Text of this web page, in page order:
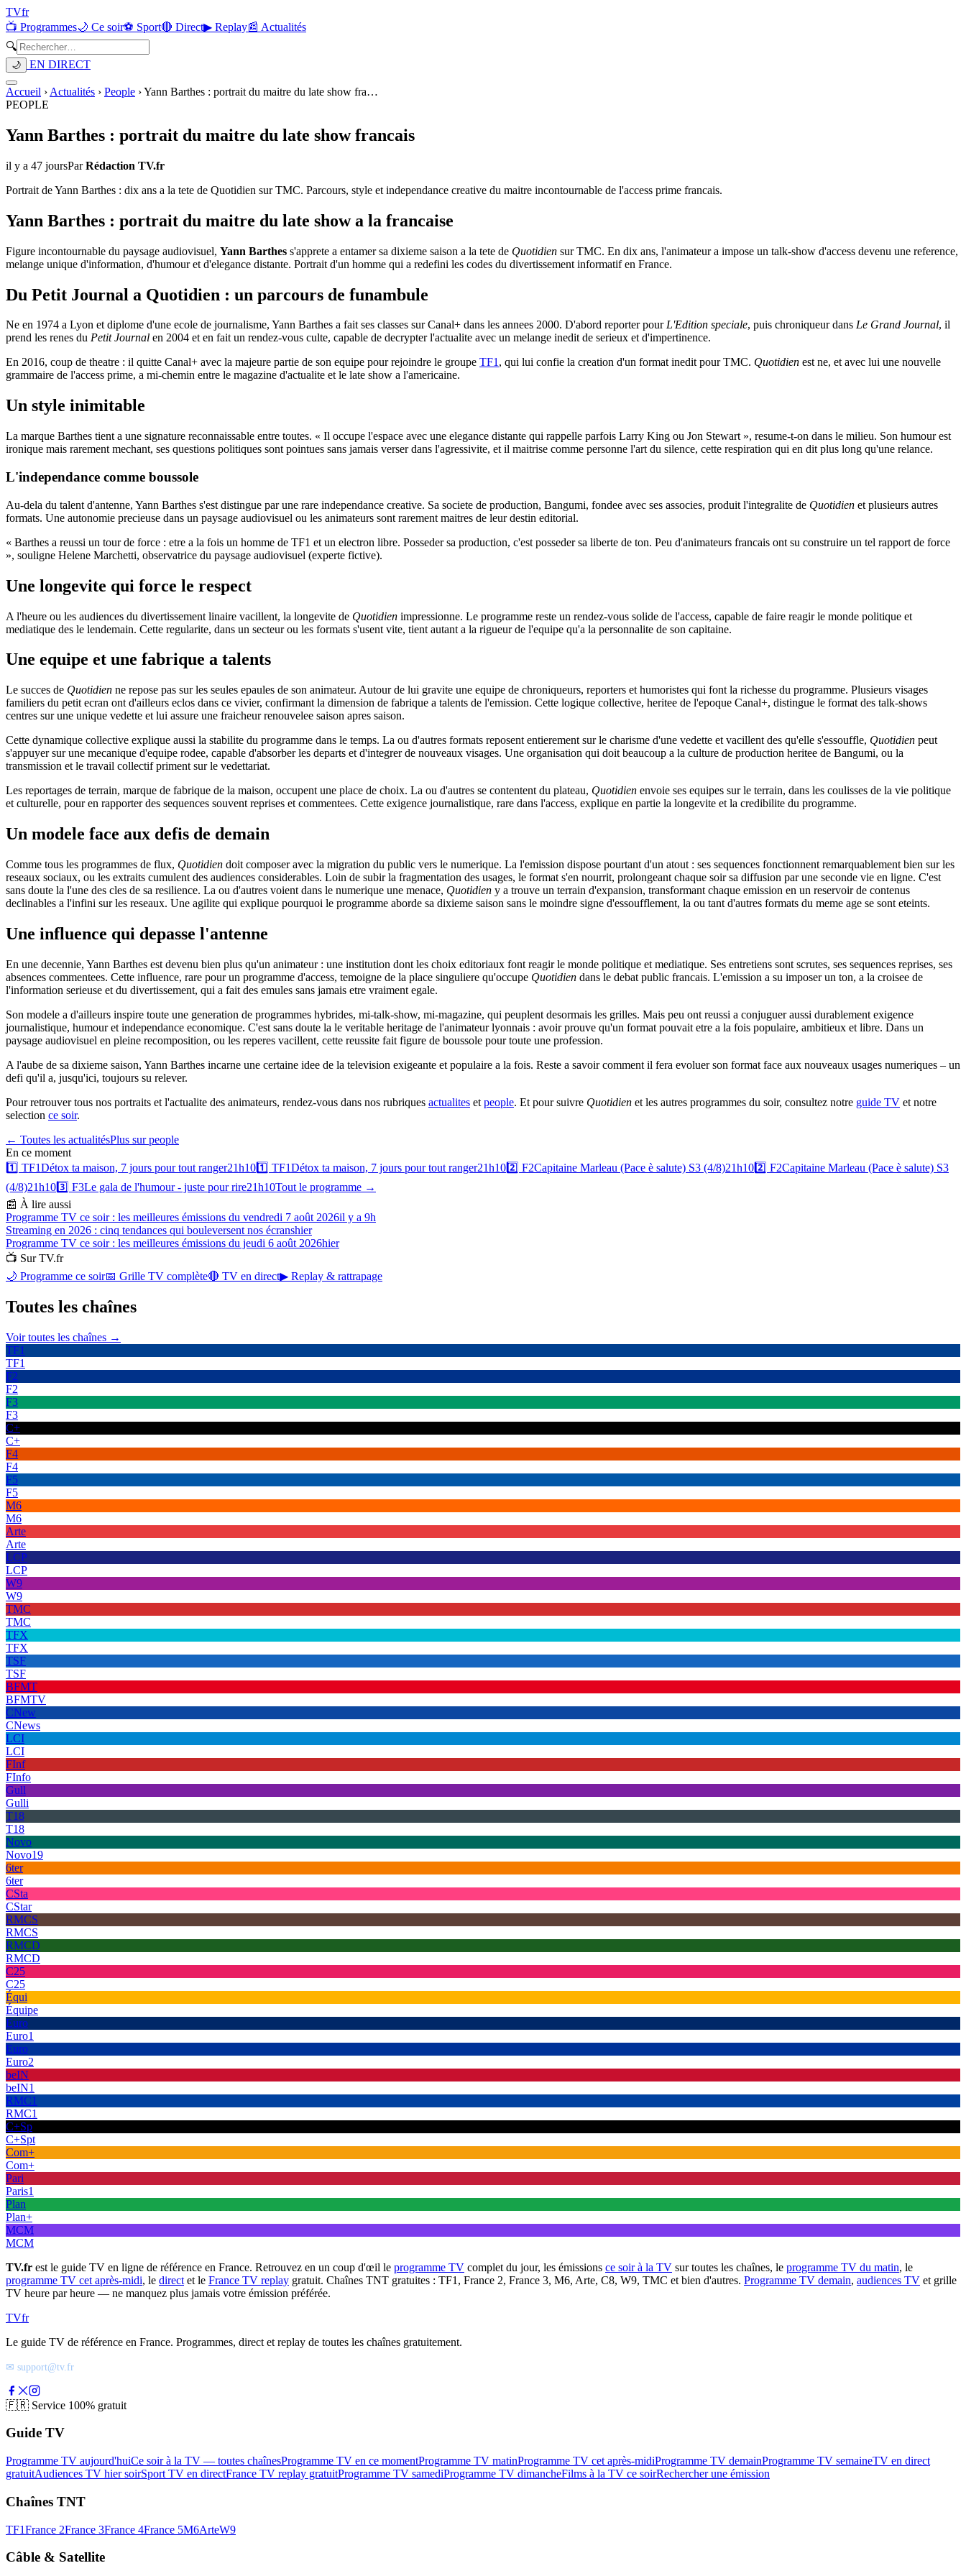
TVfr
📺 Programmes🌙 Ce soir⚽ Sport🔴 Direct▶ Replay📰 Actualités
🔍
🌙 EN DIRECT
Accueil › Actualités › People ›Yann Barthes : portrait du maitre du late show fra…
PEOPLE
Yann Barthes : portrait du maitre du late show francais
il y a 47 joursParRédaction TV.fr
Portrait de Yann Barthes : dix ans a la tete de Quotidien sur TMC. Parcours, style et independance creative du maitre incontournable de l'access prime francais.
Yann Barthes : portrait du maitre du late show a la francaise
Figure incontournable du paysage audiovisuel, Yann Barthes s'apprete a entamer sa dixieme saison a la tete de Quotidien sur TMC. En dix ans, l'animateur a impose un talk-show d'access devenu une reference,
melange unique d'information, d'humour et d'elegance distante. Portrait d'un homme qui a redefini les codes du divertissement informatif en France.
Du Petit Journal a Quotidien : un parcours de funambule
Ne en 1974 a Lyon et diplome d'une ecole de journalisme, Yann Barthes a fait ses classes sur Canal+ dans les annees 2000. D'abord reporter pourL'Edition speciale, puis chroniqueur dans Le Grand Journal, il
prend les renes du Petit Journal en 2004 et en fait un rendez-vous culte, capable de decrypter l'actualite avec un melange inedit de serieux et d'impertinence.
En 2016, coup de theatre : il quitte Canal+ avec la majeure partie de son equipe pour rejoindre le groupe TF1, qui lui confie la creation d'un format inedit pour TMC. Quotidien est ne, et avec lui une nouvelle
grammaire de l'access prime, a mi-chemin entre le magazine d'actualite et le late show a l'americaine.
Un style inimitable
La marque Barthes tient a une signature reconnaissable entre toutes. « Il occupe l'espace avec une elegance distante qui rappelle parfois Larry King ou Jon Stewart », resume-t-on dans le milieu. Son humour est
ironique mais rarement mechant, ses questions politiques sont pointues sans jamais verser dans l'agressivite, et il maitrise comme personne l'art du silence, cette respiration qui en dit plus long qu'une relance.
L'independance comme boussole
Au-dela du talent d'antenne, Yann Barthes s'est distingue par une rare independance creative. Sa societe de production, Bangumi, fondee avec ses associes, produit l'integralite de Quotidien et plusieurs autres
formats. Une autonomie precieuse dans un paysage audiovisuel ou les animateurs sont rarement maitres de leur destin editorial.
« Barthes a reussi un tour de force : etre a la fois un homme de TF1 et un electron libre. Posseder sa production, c'est posseder sa liberte de ton. Peu d'animateurs francais ont su construire un tel rapport de force
», souligne Helene Marchetti, observatrice du paysage audiovisuel (experte fictive).
Une longevite qui force le respect
A l'heure ou les audiences du divertissement linaire vacillent, la longevite de Quotidien impressionne. Le programme reste un rendez-vous solide de l'access, capable de faire reagir le monde politique et
mediatique des le lendemain. Cette regularite, dans un secteur ou les formats s'usent vite, tient autant a la rigueur de l'equipe qu'a la personnalite de son capitaine.
Une equipe et une fabrique a talents
Le succes de Quotidien ne repose pas sur les seules epaules de son animateur. Autour de lui gravite une equipe de chroniqueurs, reporters et humoristes qui font la richesse du programme. Plusieurs visages
familiers du petit ecran ont d'ailleurs eclos dans ce vivier, confirmant la dimension de fabrique a talents de l'emission. Cette logique collective, heritee de l'epoque Canal+, distingue le format des talk-shows
centres sur une unique vedette et lui assure une fraicheur renouvelee saison apres saison.
Cette dynamique collective explique aussi la stabilite du programme dans le temps. La ou d'autres formats reposent entierement sur le charisme d'une vedette et vacillent des qu'elle s'essouffle, Quotidien peut
s'appuyer sur une mecanique d'equipe rodee, capable d'absorber les departs et d'integrer de nouveaux visages. Une organisation qui doit beaucoup a la culture de production heritee de Bangumi, ou la
transmission et le travail collectif priment sur le vedettariat.
Les reportages de terrain, marque de fabrique de la maison, occupent une place de choix. La ou d'autres se contentent du plateau, Quotidien envoie ses equipes sur le terrain, dans les coulisses de la vie politique
et culturelle, pour en rapporter des sequences souvent reprises et commentees. Cette exigence journalistique, rare dans l'access, explique en partie la longevite et la credibilite du programme.
Un modele face aux defis de demain
Comme tous les programmes de flux, Quotidien doit composer avec la migration du public vers le numerique. La l'emission dispose pourtant d'un atout : ses sequences fonctionnent remarquablement bien sur les
reseaux sociaux, ou les extraits cumulent des audiences considerables. Loin de subir la fragmentation des usages, le format s'en nourrit, prolongeant chaque soir sa diffusion par une seconde vie en ligne. C'est
sans doute la l'une des cles de sa resilience. La ou d'autres voient dans le numerique une menace, Quotidien y a trouve un terrain d'expansion, transformant chaque emission en un reservoir de contenus
declinables a l'infini sur les reseaux. Une agilite qui explique pourquoi le programme aborde sa dixieme saison sans le moindre signe d'essoufflement, la ou tant d'autres formats du meme age se sont eteints.
Une influence qui depasse l'antenne
En une decennie, Yann Barthes est devenu bien plus qu'un animateur : une institution dont les choix editoriaux font reagir le monde politique et mediatique. Ses entretiens sont scrutes, ses sequences reprises, ses
absences commentees. Cette influence, rare pour un programme d'access, temoigne de la place singuliere qu'occupe Quotidien dans le debat public francais. L'emission a su imposer un ton, a la croisee de
l'information serieuse et du divertissement, qui a fait des emules sans jamais etre vraiment egale.
Son modele a d'ailleurs inspire toute une generation de programmes hybrides, mi-talk-show, mi-magazine, qui peuplent desormais les grilles. Mais peu ont reussi a conjuguer aussi durablement exigence
journalistique, humour et independance economique. C'est sans doute la le veritable heritage de l'animateur lyonnais : avoir prouve qu'un format pouvait etre a la fois populaire, ambitieux et libre. Dans un
paysage audiovisuel en pleine recomposition, ou les reperes vacillent, cette reussite fait figure de boussole pour toute une profession.
A l'aube de sa dixieme saison, Yann Barthes incarne une certaine idee de la television exigeante et populaire a la fois. Reste a savoir comment il fera evoluer son format face aux nouveaux usages numeriques – un
defi qu'il a, jusqu'ici, toujours su relever.
Pour retrouver tous nos portraits et l'actualite des animateurs, rendez-vous dans nos rubriques actualites et people. Et pour suivre Quotidien et les autres programmes du soir, consultez notre guide TV et notre
selection ce soir.
← Toutes les actualitésPlus surpeople
En ce moment
1️⃣ TF1Détox ta maison, 7 jours pour tout ranger21h101️⃣ TF1Détox ta maison, 7 jours pour tout ranger21h102️⃣ F2Capitaine Marleau (Pace è salute) S3 (4/8)21h102️⃣ F2Capitaine Marleau (Pace è salute) S3
(4/8)21h103️⃣ F3Le gala de l'humour - juste pour rire21h10Tout le programme →
📰 À lire aussi
Programme TV ce soir : les meilleures émissions du vendredi 7 août 2026il y a 9h
Streaming en 2026 : cinq tendances qui bouleversent nos écranshier
Programme TV ce soir : les meilleures émissions du jeudi 6 août 2026hier
📺 Sur TV.fr
🌙 Programme ce soir📅 Grille TV complète🔴 TV en direct▶ Replay & rattrapage
Toutes les chaînes
Voir toutes les chaînes →
TF1
TF1
F2
F2
F3
F3
C+
C+
F4
F4
F5
F5
M6
M6
Arte
Arte
LCP
LCP
W9
W9
TMC
TMC
TFX
TFX
TSF
TSF
BFMT
BFMTV
CNew
CNews
LCI
LCI
FInf
FInfo
Gull
Gulli
T18
T18
Novo
Novo19
6ter
6ter
CSta
CStar
RMCS
RMCS
RMCD
RMCD
C25
C25
Équi
Équipe
Euro
Euro1
Euro
Euro2
beIN
beIN1
RMC1
RMC1
C+Sp
C+Spt
Com+
Com+
Pari
Paris1
Plan
Plan+
MCM
MCM
TV.fr est le guide TV en ligne de référence en France. Retrouvez en un coup d'œil le programme TV complet du jour, les émissions ce soir à la TV sur toutes les chaînes, le programme TV du matin, le
programme TV cet après-midi, le direct et le France TV replay gratuit. Chaînes TNT gratuites : TF1, France 2, France 3, M6, Arte, C8, W9, TMC et bien d'autres. Programme TV demain, audiences TV et grille
TV heure par heure — ne manquez plus jamais votre émission préférée.
TVfr
Le guide TV de référence en France. Programmes, direct et replay de toutes les chaînes gratuitement.
✉ support@tv.fr
🇫🇷 Service 100% gratuit
Guide TV
Programme TV aujourd'huiCe soir à la TV — toutes chaînesProgramme TV en ce momentProgramme TV matinProgramme TV cet après-midiProgramme TV demainProgramme TV semaineTV en direct
gratuitAudiences TV hier soirSport TV en directFrance TV replay gratuitProgramme TV samediProgramme TV dimancheFilms à la TV ce soirRechercher une émission
Chaînes TNT
TF1France 2France 3France 4France 5M6ArteW9
Câble & Satellite